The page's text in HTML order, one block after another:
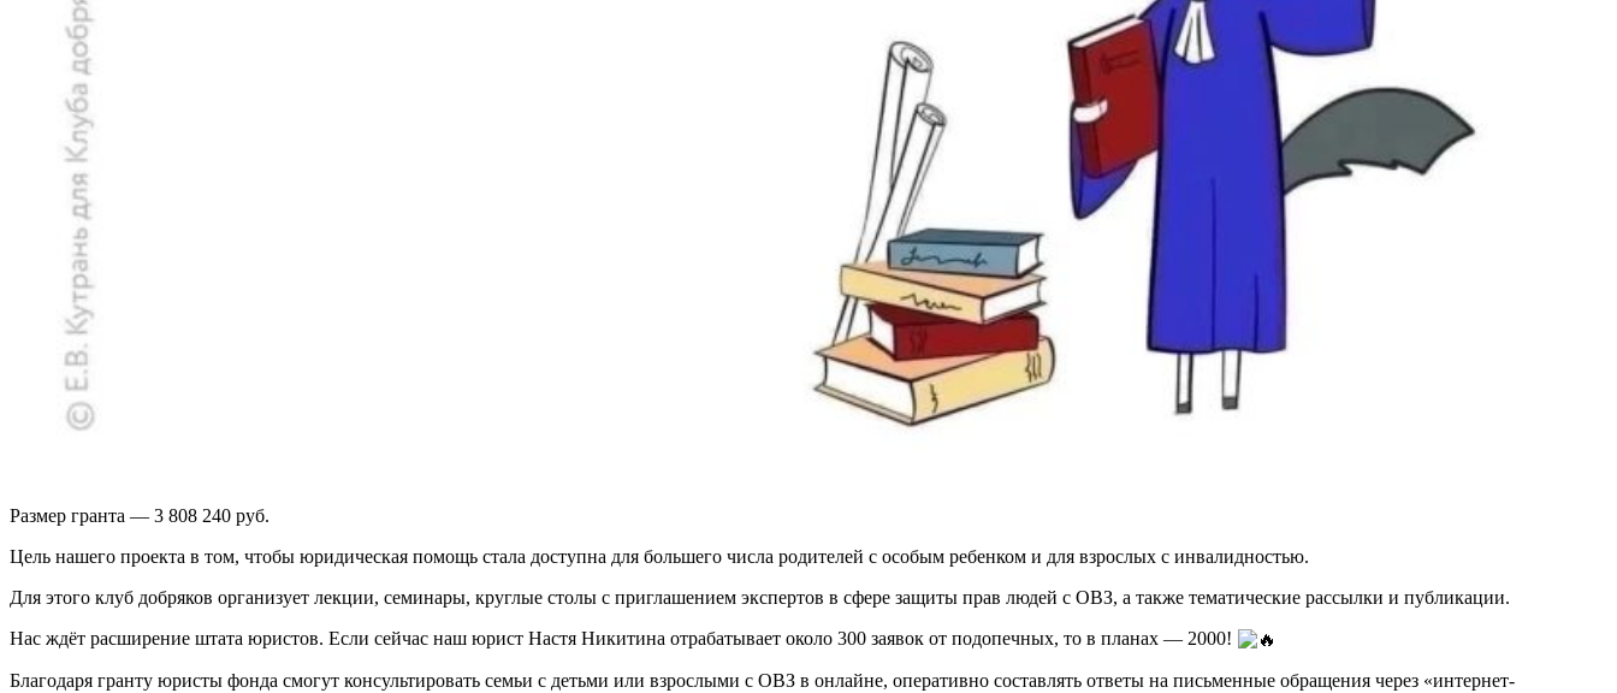
Размер гранта — 3 808 240 руб.
Цель нашего проекта в том, чтобы юридическая помощь стала доступна для большего числа родителей с особым ребенком и для взрослых с инвалидностью.
Для этого клуб добряков организует лекции, семинары, круглые столы с приглашением экспертов в сфере защиты прав людей с ОВЗ, а также тематические рассылки и публикации.
Нас ждёт расширение штата юристов. Если сейчас наш юрист Настя Никитина отрабатывает около 300 заявок от подопечных, то в планах — 2000!
Благодаря гранту юристы фонда смогут консультировать семьи с детьми или взрослыми с ОВЗ в онлайне, оперативно составлять ответы на письменные обращения через «интернет-